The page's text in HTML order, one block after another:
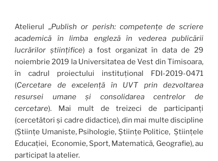
Atelierul „Publish or perish: competențe de scriere
academică în limba engleză în vederea publicării
lucrărilor științifice) a fost organizat în data de 29
noiembrie 2019 la Universitatea de Vest din Timisoara,
în cadrul proiectului instituțional FDI-2019-0471
(Cercetare de excelență în UVT prin dezvoltarea
resursei umane și consolidarea centrelor de
cercetare). Mai mult de treizeci de participanți
(cercetători și cadre didactice), din mai multe discipline
(Științe Umaniste, Psihologie, Științe Politice, Științele
Educației, Economie, Sport, Matematică, Geografie), au
participat la atelier.